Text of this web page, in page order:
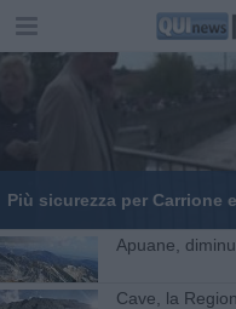
Più sicurezza per Carrione
Apuane,
Cave, la